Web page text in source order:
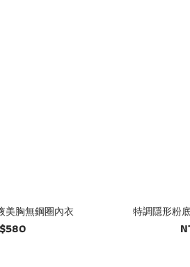
美胸無鋼圈內衣 特調隱形粉